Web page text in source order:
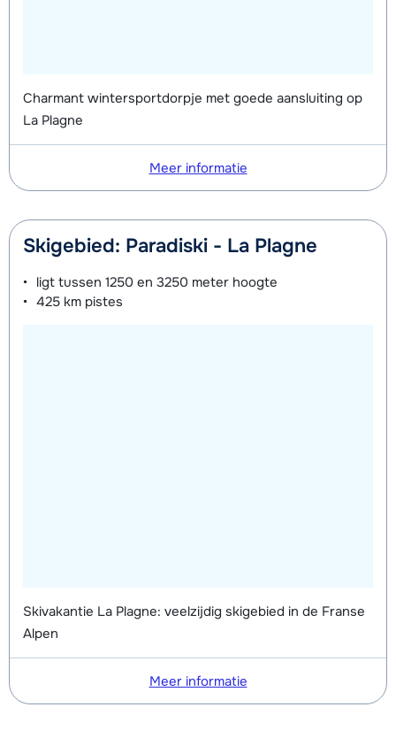
Charmant wintersportdorpje met goede aansluiting op
La Plagne
Meer informatie
Skigebied: Paradiski - La Plagne
ligt tussen 1250 en 3250 meter hoogte
425 km pistes
Skivakantie La Plagne: veelzijdig skigebied in de Franse
Alpen
Meer informatie